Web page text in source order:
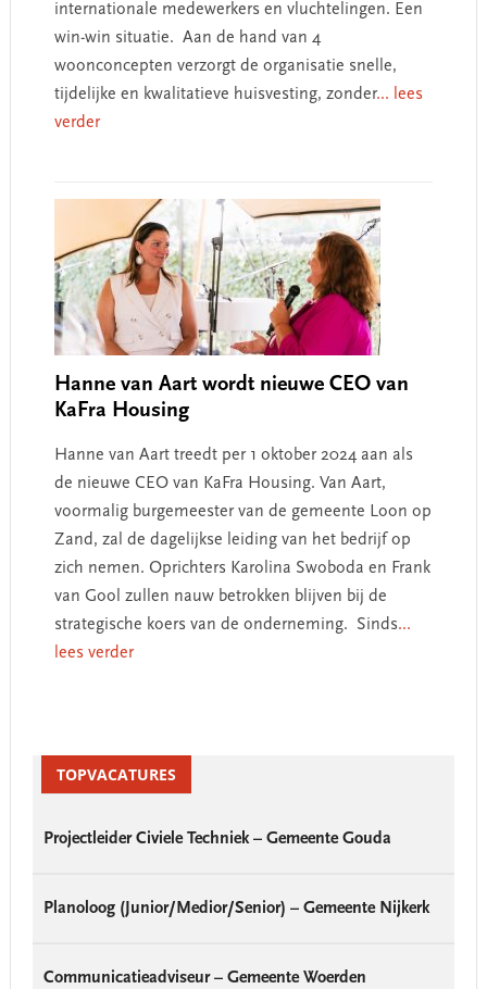
internationale medewerkers en vluchtelingen. Een
win-win situatie. Aan de hand van 4
woonconcepten verzorgt de organisatie snelle,
tijdelijke en kwalitatieve huisvesting, zonder... lees
verder
Hanne van Aart wordt nieuwe CEO van
KaFra Housing
Hanne van Aart treedt per 1 oktober 2024 aan als
de nieuwe CEO van KaFra Housing. Van Aart,
voormalig burgemeester van de gemeente Loon op
Zand, zal de dagelijkse leiding van het bedrijf op
zich nemen. Oprichters Karolina Swoboda en Frank
van Gool zullen nauw betrokken blijven bij de
strategische koers van de onderneming. Sinds...
lees verder
SidebarTOPVACATURES
Projectleider Civiele Techniek – Gemeente Gouda
Planoloog (Junior/Medior/Senior) – Gemeente Nijkerk
Communicatieadviseur – Gemeente Woerden